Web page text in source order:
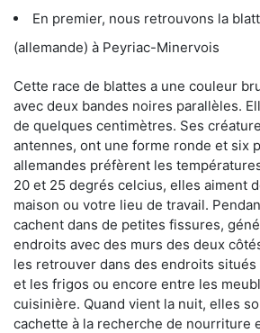
En premier, nous retrouvons la
(allemande) à Peyriac-Minervois
Cette race de blattes a une couleur
avec deux bandes noires parallèles.
de quelques centimètres. Ses
antennes, ont une forme ronde et six
allemandes préfèrent les
20 et 25 degrés celcius, elles aiment
maison ou votre lieu de travail.
cachent dans de petites fissures,
endroits avec des murs des deux
les retrouver dans des endroits
et les frigos ou encore entre les
cuisinière. Quand vient la nuit, elles
cachette à la recherche de nourriture